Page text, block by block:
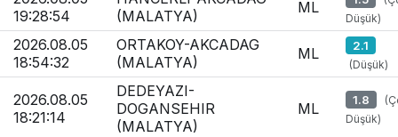
19:28:54
(MALATYA)
ML
Düşük)
2026.08.05
18:54:32
ORTAKOY-AKCADAG
(MALATYA)
ML 2.1
(Düşük)
2026.08.05
18:21:14
DEDEYAZI-
DOGANSEHIR
(MALATYA)
ML 1.8
Düşük)